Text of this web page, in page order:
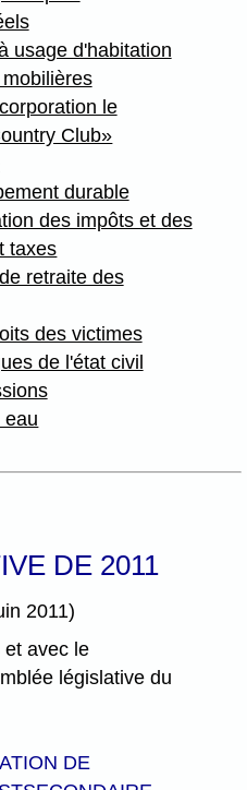
usage d'habitation
le
Club»
durable
des impôts et des
taxes
retraite des
des victimes
de l'état civil
eau
DE 2011
2011)
et avec le
législative du
DE